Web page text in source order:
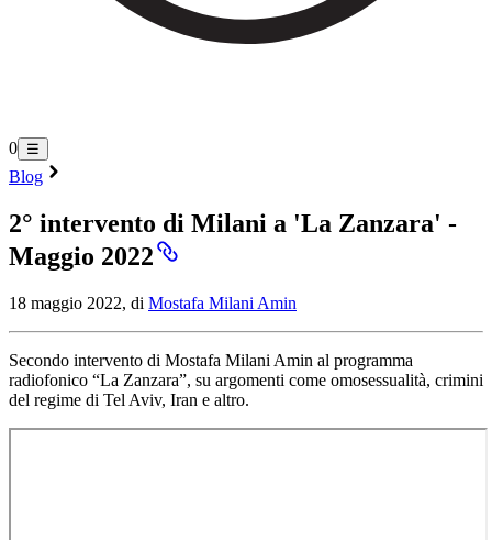
0 ☰
Blog
2° intervento di Milani a 'La Zanzara' -
Maggio 2022
18 maggio 2022, di Mostafa Milani Amin
Secondo intervento di Mostafa Milani Amin al programma
radiofonico “La Zanzara”, su argomenti come omosessualità, crimini
del regime di Tel Aviv, Iran e altro.